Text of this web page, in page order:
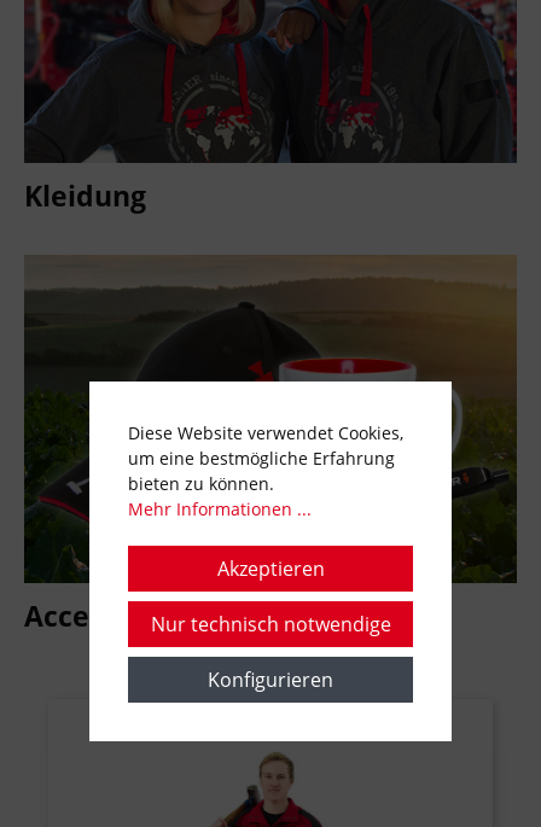
Kleidung
Accessoires
Diese Website verwendet Cookies,
um eine bestmögliche Erfahrung
bieten zu können.
Mehr Informationen ...
Akzeptieren
Nur technisch notwendige
Konfigurieren